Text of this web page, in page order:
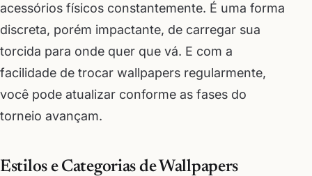
acessórios físicos constantemente. É uma forma
discreta, porém impactante, de carregar sua
torcida para onde quer que vá. E com a
facilidade de trocar wallpapers regularmente,
você pode atualizar conforme as fases do
torneio avançam.
Estilos e Categorias de Wallpapers